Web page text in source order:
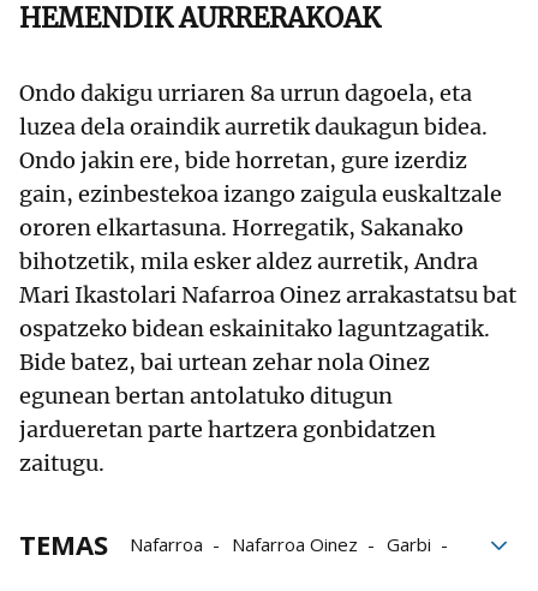
HEMENDIK AURRERAKOAK
Ondo dakigu urriaren 8a urrun dagoela, eta
luzea dela oraindik aurretik daukagun bidea.
Ondo jakin ere, bide horretan, gure izerdiz
gain, ezinbestekoa izango zaigula euskaltzale
ororen elkartasuna. Horregatik, Sakanako
bihotzetik, mila esker aldez aurretik, Andra
Mari Ikastolari Nafarroa Oinez arrakastatsu bat
ospatzeko bidean eskainitako laguntzagatik.
Bide batez, bai urtean zehar nola Oinez
egunean bertan antolatuko ditugun
jardueretan parte hartzera gonbidatzen
zaitugu.
TEMAS Nafarroa Nafarroa Oinez
Garbi